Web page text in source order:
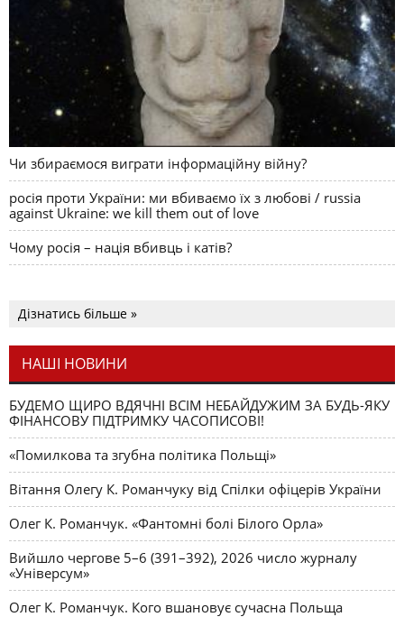
Чи збираємося виграти інформаційну війну?
росія проти України: ми вбиваємо їх з любові / russia
against Ukraine: we kill them out of love
Чому росія – нація вбивць і катів?
Дізнатись більше »
НАШІ НОВИНИ
БУДЕМО ЩИРО ВДЯЧНІ ВСІМ НЕБАЙДУЖИМ ЗА БУДЬ-ЯКУ
ФІНАНСОВУ ПІДТРИМКУ ЧАСОПИСОВІ!
«Помилкова та згубна політика Польщі»
Вітання Олегу К. Романчуку від Спілки офіцерів України
Олег К. Романчук. «Фантомні болі Білого Орла»
Вийшло чергове 5–6 (391–392), 2026 число журналу
«Універсум»
Олег К. Романчук. Кого вшановує сучасна Польща